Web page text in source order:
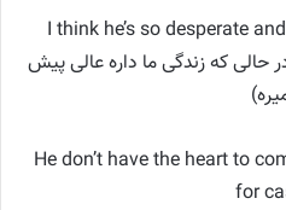
I think he’s so desperate
حالی که زندگی ما داره عالی پیش
He don’t have the heart to
for